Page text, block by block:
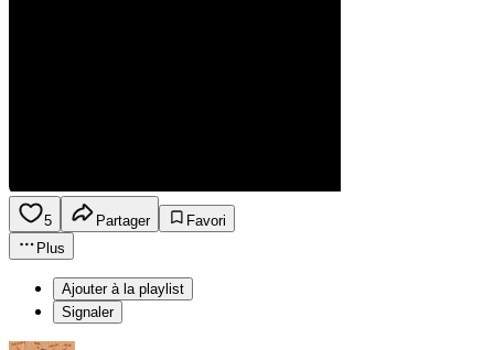
5 Partager
Favori
Plus
Ajouter à la playlist
Signaler